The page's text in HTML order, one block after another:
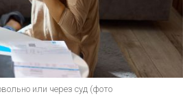
или через суд (фото